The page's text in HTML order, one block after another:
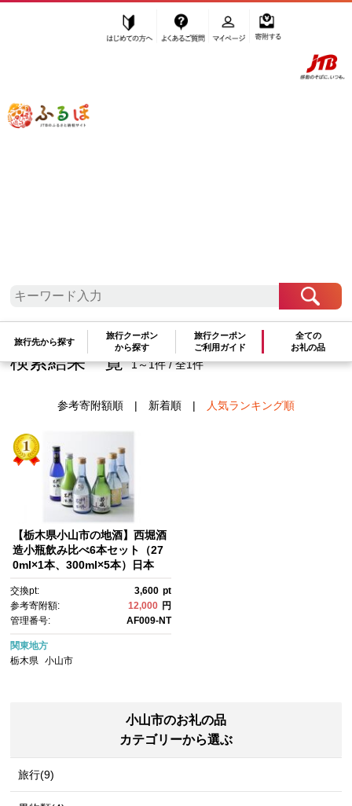
ふるぽ JTBのふるさと納税サイト
旅行先から探す
旅行クーポン
から探す
旅行クーポン
ご利用ガイド
全ての
お礼の品
純米酒
検索結果一覧 1～1件 / 全1件
参考寄附額順| 新着順| 人気ランキング順
【栃木県小山市の地酒】西堀酒
造小瓶飲み比べ6本セット（27
0ml×1本、300ml×5本）日本
換専用】
交換pt: 3,600 pt
参考寄附額:
12,000 円
管理番号:
AF009-NT
関東地方
栃木県
小山市
小山市のお礼の品
カテゴリーから選ぶ
旅行(9)